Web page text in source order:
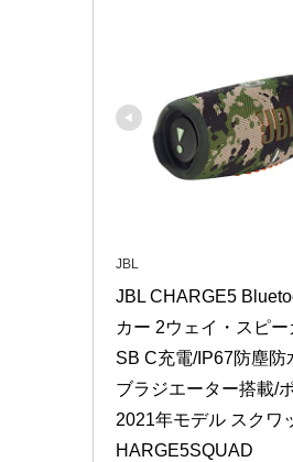
JBL
JBL CHARGE5
カー 2ウェイ・スピ
SB C充電/IP67防塵防
ブラジエーター搭載/
2021年モデル スクワ
HARGE5SQUAD